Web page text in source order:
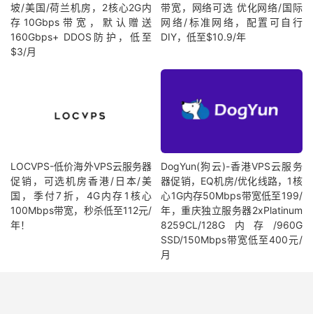
坡/美国/荷兰机房，2核心2G内
存10Gbps带宽，默认赠送
160Gbps+ DDOS防护，低至
$3/月
带宽，网络可选 优化网络/国际
网络/标准网络，配置可自行
DIY，低至$10.9/年
LOCVPS-低价海外VPS云服务器
促销，可选机房香港/日本/美
国，季付7折，4G内存1核心
100Mbps带宽，秒杀低至112元/
年！
DogYun(狗云)-香港VPS云服务
器促销，EQ机房/优化线路，1核
心1G内存50Mbps带宽低至199/
年，重庆独立服务器2xPlatinum
8259CL/128G内存/960G
SSD/150Mbps带宽低至400元/
月